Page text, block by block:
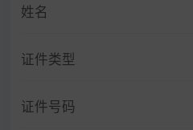
姓名
证件类型
证件号码